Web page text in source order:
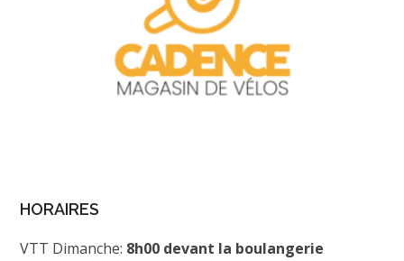
HORAIRES
VTT Dimanche: 8h00 devant la boulangerie